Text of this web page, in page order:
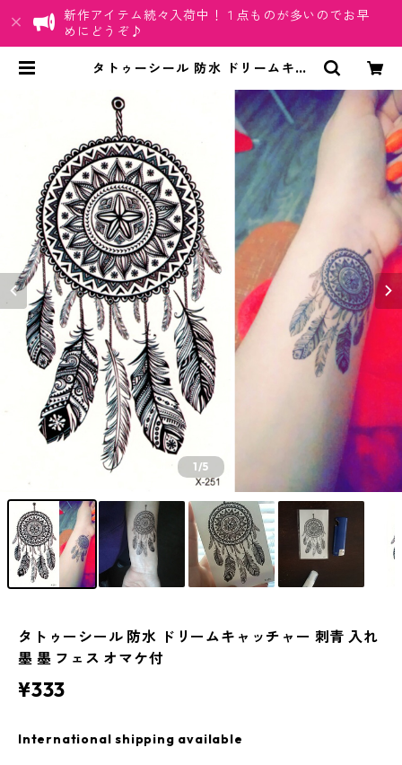
新作アイテム続々入荷中！１点ものが多いのでお早
めにどうぞ♪
タトゥーシール 防水 ドリームキャ
ケ付 | ちゅらネット「にふぇーでー
1/5
タトゥーシール 防水 ドリームキャッチャー 刺青 入れ
墨 墨 フェス オマケ付
¥333
International shipping available